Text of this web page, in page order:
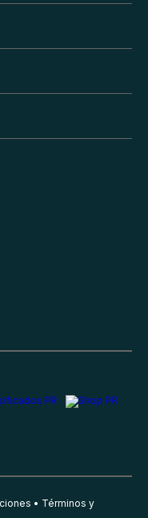
Términos y